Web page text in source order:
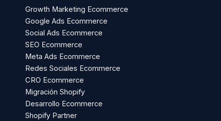
Growth Marketing Ecommerce
Google Ads Ecommerce
Social Ads Ecommerce
SEO Ecommerce
Meta Ads Ecommerce
Redes Sociales Ecommerce
CRO Ecommerce
Migración Shopify
Desarrollo Ecommerce
Shopify Partner